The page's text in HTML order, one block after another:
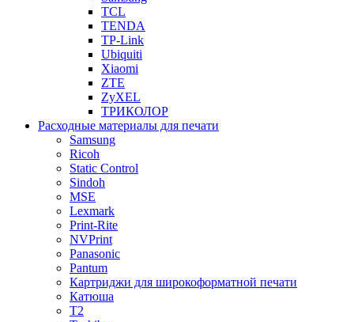
TCL
TENDA
TP-Link
Ubiquiti
Xiaomi
ZTE
ZyXEL
ТРИКОЛОР
Расходные материалы для печати
Samsung
Ricoh
Static Control
Sindoh
MSE
Lexmark
Print-Rite
NVPrint
Panasonic
Pantum
Картриджи для широкоформатной печати
Катюша
T2